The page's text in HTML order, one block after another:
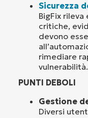
Sicurezza
BigFix rileva
critiche,
devono
rimediare
vulnerabilità.
PUNTI DEBOLI
Gestione
Diversi